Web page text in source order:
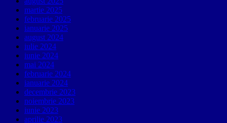
martie 2025
februarie 2025
ianuarie 2025
august 2024
iulie 2024
iunie 2024
mai 2024
februarie 2024
ianuarie 2024
decembrie 2023
noiembrie 2023
iunie 2023
aprilie 2023